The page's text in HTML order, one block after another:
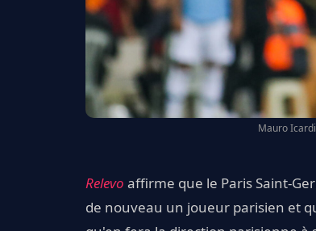
Mauro
Relevo affirme que le Paris Saint-
de nouveau un joueur parisien et